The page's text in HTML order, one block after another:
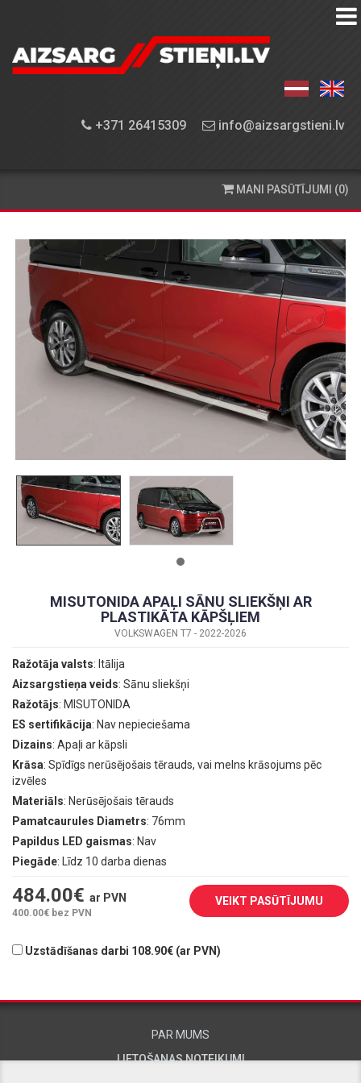
+371 26415309 info@aizsargstieni.lv
AIZSARGSTIEŅU
APRĪKOJUMA
PIEGĀDE
KONTAKTINFORMĀCIJA
MANI PASŪTĪJUMI (0)
MISUTONIDA APAĻI SĀNU SLIEKŠŅI AR
PLASTIKĀTA KĀPŠĻIEM
VOLKSWAGEN T7 - 2022-2026
Ražotāja valsts: Itālija
Aizsargstieņa veids: Sānu sliekšņi
Ražotājs: MISUTONIDA
ES sertifikācija: Nav nepieciešama
Dizains: Apaļi ar kāpsli
Krāsa: Spīdīgs nerūsējošais tērauds, vai melns krāsojums pēc
izvēles
Materiāls: Nerūsējošais tērauds
Pamatcaurules Diametrs: 76mm
Papildus LED gaismas: Nav
Piegāde: Līdz 10 darba dienas
484.00€ ar PVN
400.00€ bez PVN
VEIKT PASŪTĪJUMU
Uzstādīšanas darbi 108.90€ (ar PVN)
PAR MUMS
LIETOŠANAS NOTEIKUMI